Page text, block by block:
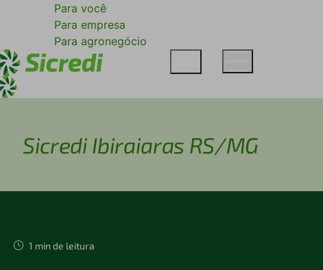
Para você
Para empresa
Para agronegócio
Sicredi Ibiraiaras RS/MG
1 min de leitura